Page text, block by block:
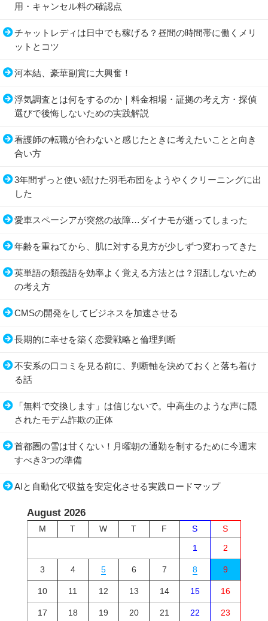
用・キャンセル料の確認点
チャットレディは日中でも稼げる？昼間の時間帯に働くメリ
ットとコツ
河本結、豪華副賞に大興奮！
浮気調査とは何をするのか｜料金相場・証拠の考え方・探偵
選びで後悔しないための実践解説
看護師の転職が合わないと感じたときに考えたいことと向き
合い方
3年間ずっと使い続けた羽毛布団をようやくクリーニングに出
した
愛車スペーシアが突然の故障…ダイナモが逝ってしまった
年齢を重ねてから、肌に対する見方が少しずつ変わってきた
英単語の類義語を効率よく覚える方法とは？混乱しないため
の考え方
CMSの開発をしてビジネスを加速させる
長期的に幸せを築く恋愛戦略と倫理判断
不安系の口コミを見る前に、判断軸を決めておくと落ち着け
る話
「無料で交換します」は信じないで。中高生のような声に隠
されたモデム詐欺の正体
首都圏の雪は甘くない！月曜朝の通勤を制するために今週末
すべき3つの準備
AIと自動化で収益を安定化させる実践ロードマップ
August 2026
M T W T F S
S
1
2
3 4 5 6 7 8 9
10 11 12 13 14 15 16
17 18 19 20 21 22 23